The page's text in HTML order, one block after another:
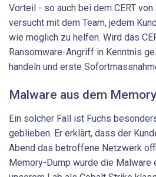
Vorteil - so auch bei dem CERT
versucht mit dem Team, jedem
wie möglich zu helfen. Wird das
Ransomware-Angriff in Kenntnis
handeln und erste
Malware aus dem
Ein solcher Fall ist Fuchs
geblieben. Er erklärt, dass der
Abend das betroffene Netzwerk
Memory-Dump wurde die Malware